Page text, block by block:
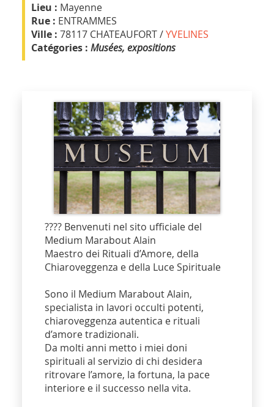
Lieu : Mayenne
Rue : ENTRAMMES
Ville : 78117 CHATEAUFORT /YVELINES
Catégories : Musées, expositions
???? Benvenuti nel sito ufficiale del
Medium Marabout Alain
Maestro dei Rituali d’Amore, della
Chiaroveggenza e della Luce Spirituale
Sono il Medium Marabout Alain,
specialista in lavori occulti potenti,
chiaroveggenza autentica e rituali
d’amore tradizionali.
Da molti anni metto i miei doni
spirituali al servizio di chi desidera
ritrovare l’amore, la fortuna, la pace
interiore e il successo nella vita.